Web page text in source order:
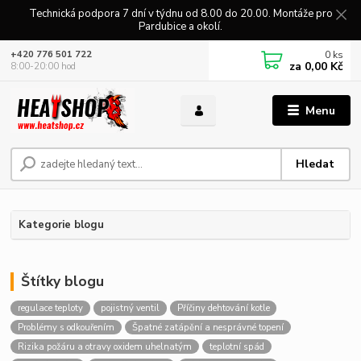
Technická podpora 7 dní v týdnu od 8.00 do 20.00. Montáže pro
Pardubice a okolí.
Menu
Hledat
+420 776 501 722
8:00-20:00 hod
0 ks
za 0,00 Kč
Kategorie blogu
Štítky blogu
regulace teploty pojistný ventil
Příčiny dehtování kotle
Problémy s odkouřením
Špatné zatápění a nesprávné topení
Rizika požáru a otravy oxidem uhelnatým
teplotní spád